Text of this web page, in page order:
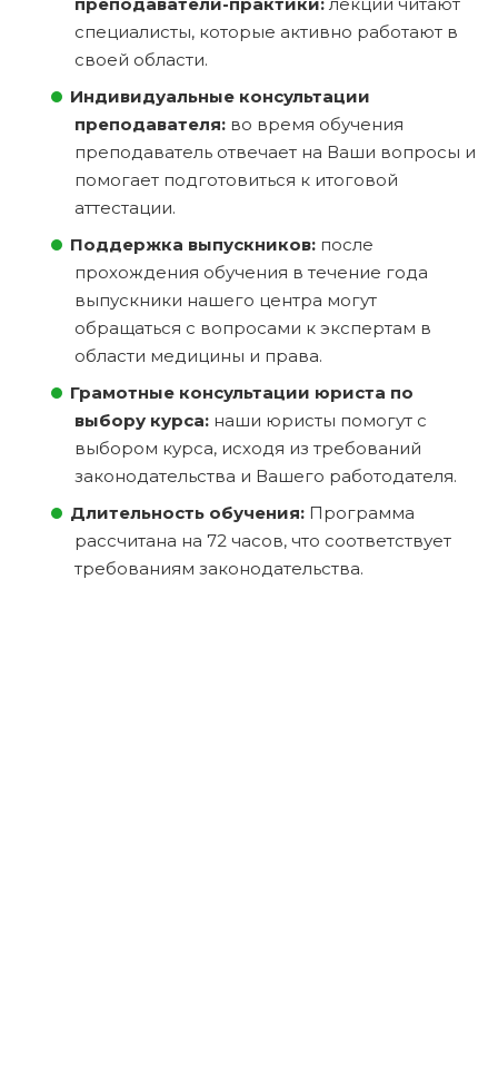
специалисты, которые активно работают в
своей области.
Индивидуальные консультации
преподавателя: во время обучения
преподаватель отвечает на Ваши вопросы и
помогает подготовиться к итоговой
аттестации.
Поддержка выпускников: после
прохождения обучения в течение года
выпускники нашего центра могут
обращаться с вопросами к экспертам в
области медицины и права.
Грамотные консультации юриста по
выбору курса: наши юристы помогут с
выбором курса, исходя из требований
законодательства и Вашего работодателя.
Длительность обучения: Программа
рассчитана на 72 часов, что соответствует
требованиям законодательства.